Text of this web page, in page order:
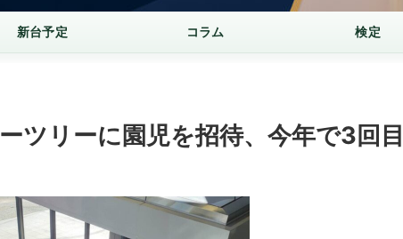
新台予定 コラム 検定
ツリーに園児を招待、今年で3回目